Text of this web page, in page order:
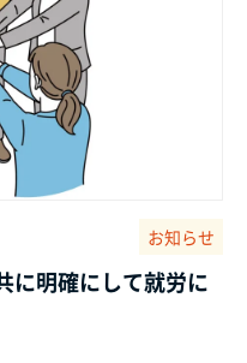
お知らせ
に明確にして就労に